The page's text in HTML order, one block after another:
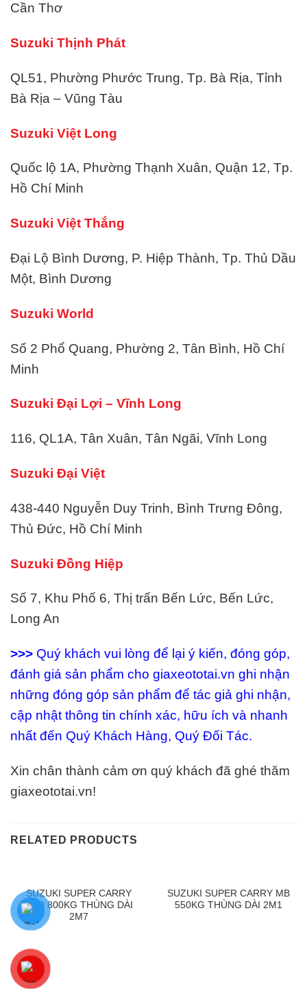
Cần Thơ
Suzuki Thịnh Phát
QL51, Phường Phước Trung, Tp. Bà Rịa, Tỉnh
Bà Rịa – Vũng Tàu
Suzuki Việt Long
Quốc lộ 1A, Phường Thạnh Xuân, Quận 12, Tp.
Hồ Chí Minh
Suzuki Việt Thắng
Đại Lộ Bình Dương, P. Hiệp Thành, Tp. Thủ Dầu
Một, Bình Dương
Suzuki World
Số 2 Phổ Quang, Phường 2, Tân Bình, Hồ Chí
Minh
Suzuki Đại Lợi – Vĩnh Long
116, QL1A, Tân Xuân, Tân Ngãi, Vĩnh Long
Suzuki Đại Việt
438-440 Nguyễn Duy Trinh, Bình Trưng Đông,
Thủ Đức, Hồ Chí Minh
Suzuki Đồng Hiệp
Số 7, Khu Phố 6, Thị trấn Bến Lức, Bến Lức,
Long An
>>> Quý khách vui lòng để lại ý kiến, đóng góp,
đánh giá sản phẩm cho giaxeototai.vn ghi nhận
những đóng góp sản phẩm để tác giả ghi nhận,
cập nhật thông tin chính xác, hữu ích và nhanh
nhất đến Quý Khách Hàng, Quý Đối Tác.
Xin chân thành cảm ơn quý khách đã ghé thăm
giaxeototai.vn!
RELATED PRODUCTS
SUZUKI SUPER CARRY
PRO 800KG THÙNG DÀI
2M7
SUZUKI SUPER CARRY MB
550KG THÙNG DÀI 2M1